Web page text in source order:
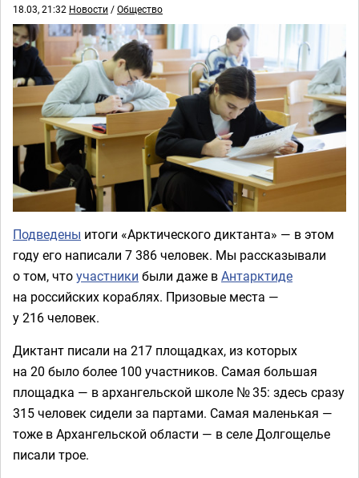
18.03, 21:32 Новости /Общество
Подведены итоги «Арктического диктанта» — в этом
году его написали 7 386 человек. Мы рассказывали
о том, чтоучастники были даже вАнтарктиде
на российских кораблях. Призовые места —
у 216 человек.
Диктант писали на 217 площадках, из которых
на 20 было более 100 участников. Самая большая
площадка — в архангельской школе № 35: здесь сразу
315 человек сидели за партами. Самая маленькая —
тоже в Архангельской области — в селе Долгощелье
писали трое.